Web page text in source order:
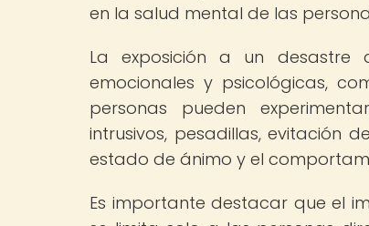
en la salud mental de las
La exposición a un desastre
emocionales y psicológicas,
personas pueden
intrusivos, pesadillas, evitación
estado de ánimo y el
Es importante destacar que el